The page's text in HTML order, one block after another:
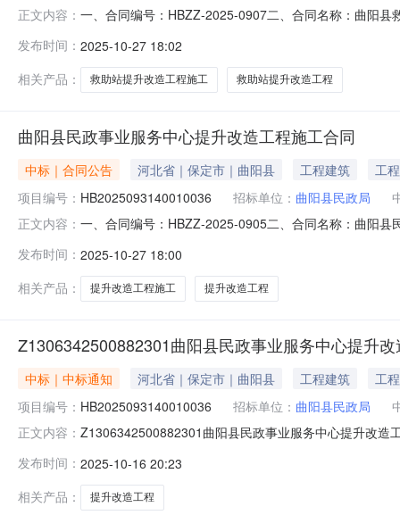
正文内容： 一、合同编号：HBZZ-2025-0907二、合同名称：曲阳
镇恒山东路上东城底商1810号联系方式：1583-3336639
发布时间： 2025-10-27 18:02
相关产品：
救助站提升改造工程施工 救助站提升改造工程
曲阳县民政事业服务中心提升改造工程施工合同
中标｜合同公告 河北省｜保定市｜曲阳县 工程建筑
工程
项目编号： HB2025093140010036 招标单位： 曲阳县民政局
正文内容： 一、合同编号：HBZZ-2025-0905二、合同名称：曲阳
北省保定市曲阳县恒州镇恒山东路上东城底商1808号联
发布时间： 2025-10-27 18:00
相关产品：
提升改造工程施工 提升改造工程
Z1306342500882301曲阳县民政事业服务中心提升
中标｜中标通知 河北省｜保定市｜曲阳县 工程建筑
工程
项目编号： HB2025093140010036 招标单位： 曲阳县民政局
正文内容： Z1306342500882301曲阳县民政事业服务中心提升改造
价：优惠率：优惠价/入围价：优惠产品简要描述：四、
发布时间： 2025-10-16 20:23
相关产品：
提升改造工程